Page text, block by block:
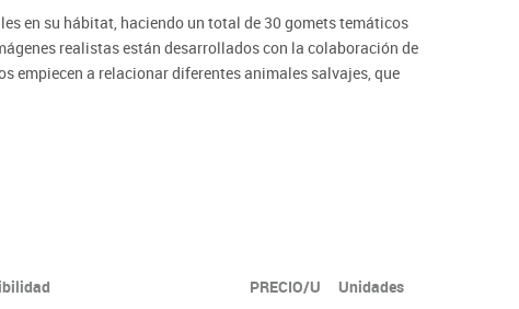
en su hábitat, haciendo un total de 30 gomets temáticos
realistas están desarrollados con la colaboración de
empiecen a relacionar diferentes animales salvajes, que
PRECIO/U
Unidades